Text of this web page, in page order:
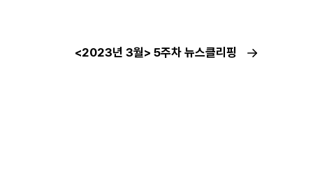
<2023년 3월> 5주차 뉴스클리핑